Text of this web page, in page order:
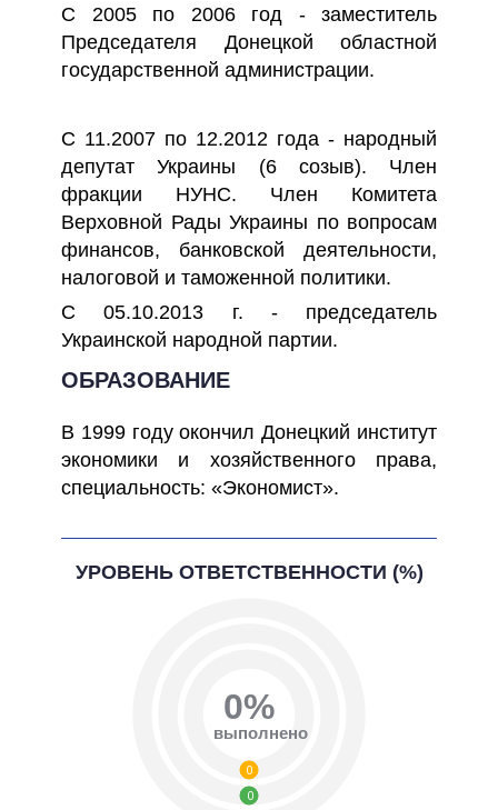
С 2005 по 2006 год - заместитель
Председателя Донецкой областной
государственной администрации.
С 11.2007 по 12.2012 года - народный
депутат Украины (6 созыв). Член
фракции НУНС. Член Комитета
Верховной Рады Украины по вопросам
финансов, банковской деятельности,
налоговой и таможенной политики.
С 05.10.2013 г. - председатель
Украинской народной партии.
ОБРАЗОВАНИЕ
В 1999 году окончил Донецкий институт
экономики и хозяйственного права,
специальность: «Экономист».
УРОВЕНЬ ОТВЕТСТВЕННОСТИ (%)
0
0
0%
выполнено